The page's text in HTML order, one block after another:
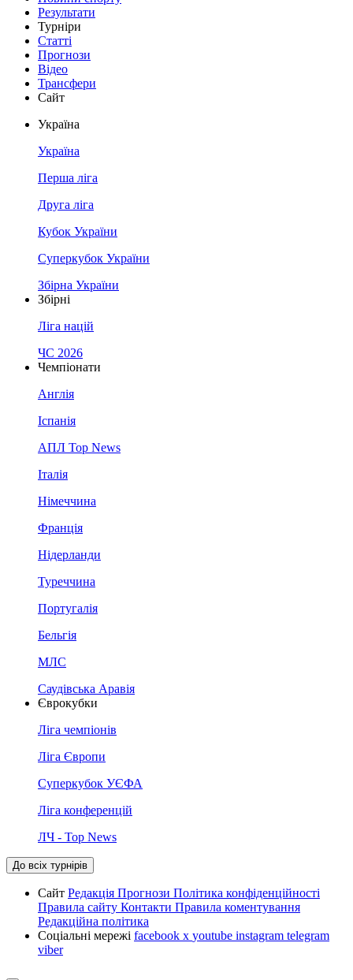
Результати
Турніри
Статті
Прогнози
Відео
Трансфери
Сайт
Україна
Україна
Перша ліга
Друга ліга
Кубок України
Суперкубок України
Збірна України
Збірні
Ліга націй
ЧС 2026
Чемпіонати
Англія
Іспанія
АПЛ Top News
Італія
Німеччина
Франція
Нідерланди
Туреччина
Португалія
Бельгія
МЛС
Саудівська Аравія
Єврокубки
Ліга чемпіонів
Ліга Європи
Суперкубок УЄФА
Ліга конференцій
ЛЧ - Top News
До всіх турнірів
Сайт Редакція Прогнози Політика конфіденційності
Правила сайту Контакти Правила коментування
Редакційна політика
Соціальні мережі facebook x youtube instagram telegram
viber